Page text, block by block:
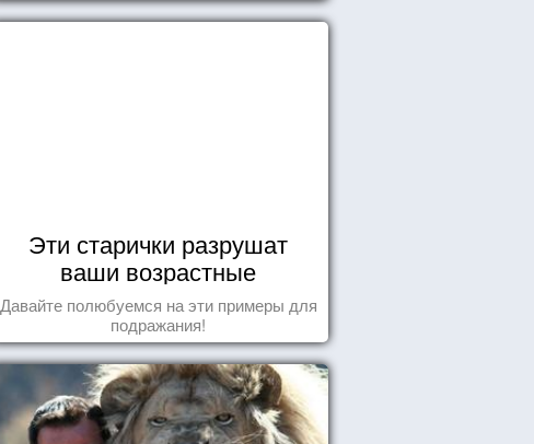
Эти старички разрушат
ваши возрастные
стереотипы
Давайте полюбуемся на эти примеры для
подражания!